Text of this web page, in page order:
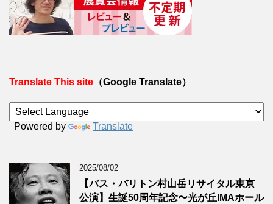
Translate This site （Google Translate）
Powered by Translate
2025/08/02
【バス・バリトン村山岳リサイタル東京
公演】生誕50周年記念〜光が丘IMAホール